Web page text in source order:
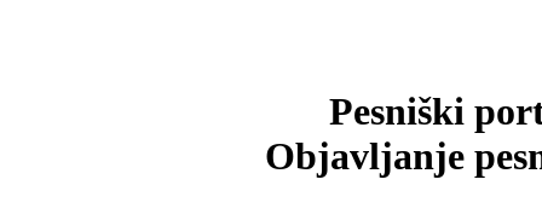
Pesniški
Objavljanje